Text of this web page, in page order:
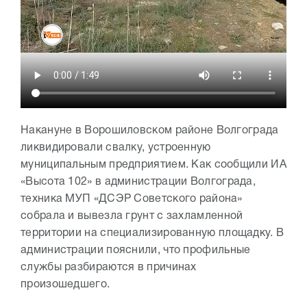
Накануне в Ворошиловском районе Волгограда
ликвидировали свалку, устроенную
муниципальным предприятием. Как сообщили ИА
«Высота 102» в администрации Волгограда,
техника МУП «ДСЭР Советского района»
собрала и вывезла грунт с захламленной
территории на специализированную площадку. В
администрации пояснили, что профильные
службы разбираются в причинах
произошедшего.